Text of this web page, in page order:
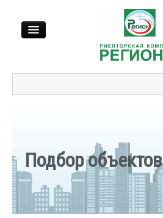
Регионы
Подбор объектов